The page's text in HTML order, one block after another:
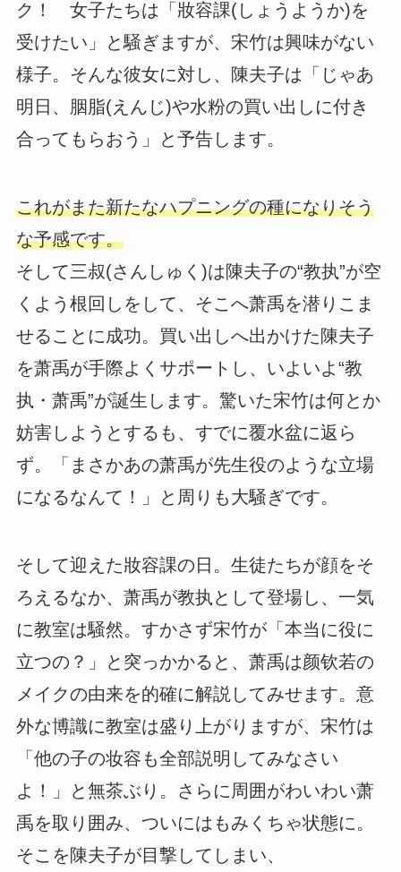
ク！ 女子たちは「妝容課(しょうようか)を
受けたい」と騒ぎますが、宋竹は興味がない
様子。そんな彼女に対し、陳夫子は「じゃあ
明日、胭脂(えんじ)や水粉の買い出しに付き
合ってもらおう」と予告します。
これがまた新たなハプニングの種になりそう
な予感です。
そして三叔(さんしゅく)は陳夫子の“教执”が空
くよう根回しをして、そこへ萧禹を潜りこま
せることに成功。買い出しへ出かけた陳夫子
を萧禹が手際よくサポートし、いよいよ“教
执・萧禹”が誕生します。驚いた宋竹は何とか
妨害しようとするも、すでに覆水盆に返ら
ず。「まさかあの萧禹が先生役のような立場
になるなんて！」と周りも大騒ぎです。
そして迎えた妝容課の日。生徒たちが顔をそ
ろえるなか、萧禹が教执として登場し、一気
に教室は騒然。すかさず宋竹が「本当に役に
立つの？」と突っかかると、萧禹は颜钦若の
メイクの由来を的確に解説してみせます。意
外な博識に教室は盛り上がりますが、宋竹は
「他の子の妆容も全部説明してみなさい
よ！」と無茶ぶり。さらに周囲がわいわい萧
禹を取り囲み、ついにはもみくちゃ状態に。
そこを陳夫子が目撃してしまい、